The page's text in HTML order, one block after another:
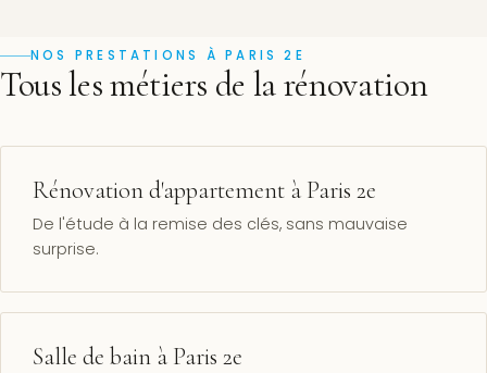
NOS PRESTATIONS À PARIS 2E
Tous les métiers de la rénovation
Rénovation d'appartement à Paris 2e
De l'étude à la remise des clés, sans mauvaise
surprise.
Salle de bain à Paris 2e